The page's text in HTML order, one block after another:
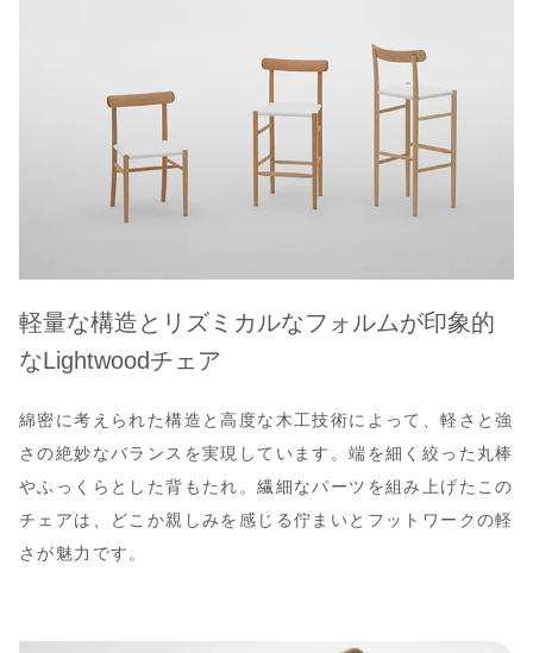
軽量な構造とリズミカルなフォルムが印象的
なLightwoodチェア
綿密に考えられた構造と高度な木工技術によって、軽さと強
さの絶妙なバランスを実現しています。端を細く絞った丸棒
やふっくらとした背もたれ。繊細なパーツを組み上げたこの
チェアは、どこか親しみを感じる佇まいとフットワークの軽
さが魅力です。